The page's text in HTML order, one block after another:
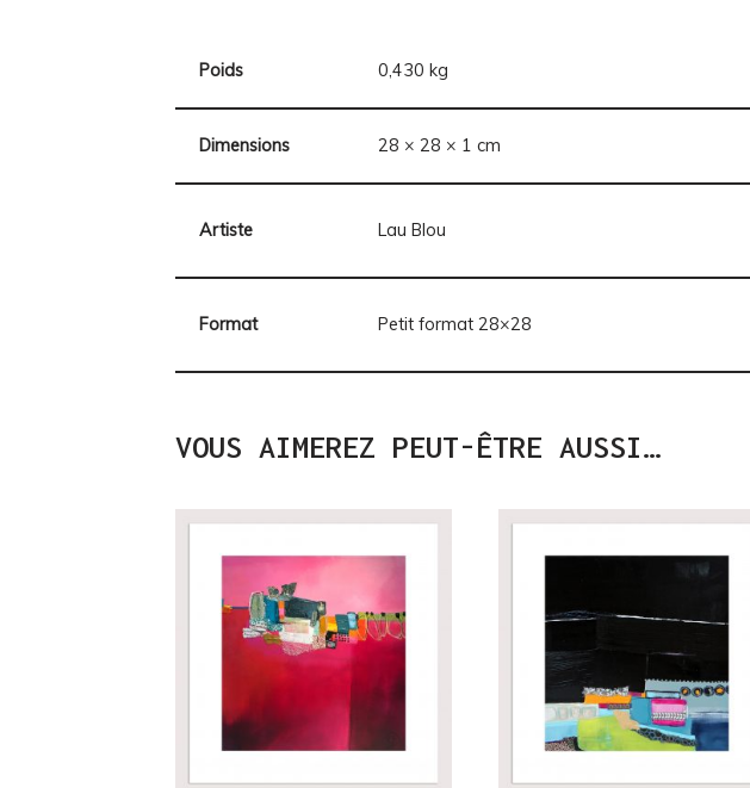
Poids 0,430 kg
Dimensions 28 × 28 × 1 cm
Artiste Lau Blou
Format Petit format 28×28
VOUS AIMEREZ PEUT-ÊTRE AUSSI…